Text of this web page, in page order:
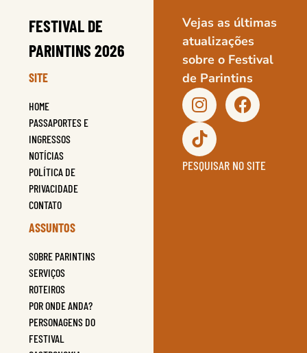
FESTIVAL DE
PARINTINS 2026
SITE
HOME
PASSAPORTES E
INGRESSOS
NOTÍCIAS
POLÍTICA DE
PRIVACIDADE
CONTATO
ASSUNTOS
SOBRE PARINTINS
SERVIÇOS
ROTEIROS
POR ONDE ANDA?
PERSONAGENS DO
FESTIVAL
Vejas as últimas
atualizações
sobre o Festival
de Parintins
PESQUISAR NO SITE